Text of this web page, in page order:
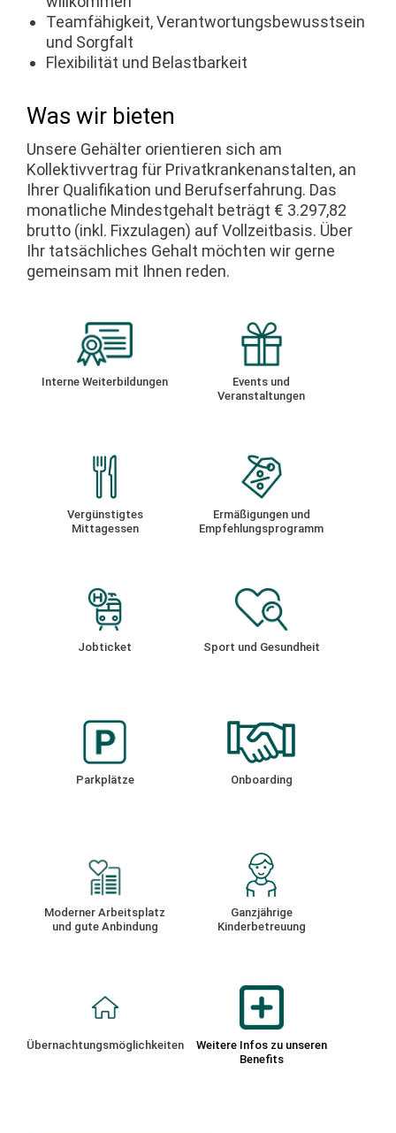
Teamfähigkeit, Verantwortungsbewusstsein
und Sorgfalt
Flexibilität und Belastbarkeit
Was wir bieten
Unsere Gehälter orientieren sich am
Kollektivvertrag für Privatkrankenanstalten, an
Ihrer Qualifikation und Berufserfahrung. Das
monatliche Mindestgehalt beträgt € 3.297,82
brutto (inkl. Fixzulagen) auf Vollzeitbasis. Über
Ihr tatsächliches Gehalt möchten wir gerne
gemeinsam mit Ihnen reden.
Interne Weiterbildungen
Events und
Veranstaltungen
Vergünstigtes
Mittagessen
Ermäßigungen und
Empfehlungsprogramm
Jobticket Sport und Gesundheit
Parkplätze Onboarding
Moderner Arbeitsplatz
und gute Anbindung
Ganzjährige
Kinderbetreuung
Übernachtungsmöglichkeiten
Weitere Infos zu unseren
Benefits